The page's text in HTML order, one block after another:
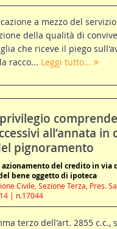
a mezzo del
della qualità di
che riceve il piego
racco... Leggi tutto...
privilegio
all’annata in
pignoramento
azionamento del credito in via
bene oggetto di ipoteca
Civile, Sezione Terza, Pres.
| n.17044
terzo dell'art. 2855 c.c.,